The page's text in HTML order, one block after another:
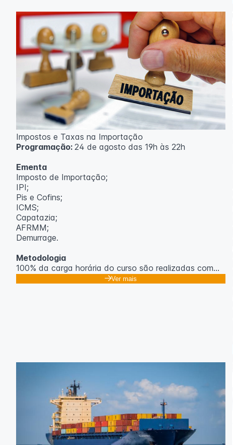
Impostos e Taxas na Importação
Programação: 24 de agosto das 19h às 22h
Ementa
Imposto de Importação;
IPI;
Pis e Cofins;
ICMS;
Capatazia;
AFRMM;
Demurrage.
Metodologia
100% da carga horária do curso são realizadas com
Gabriel Damasceno
Ver mais